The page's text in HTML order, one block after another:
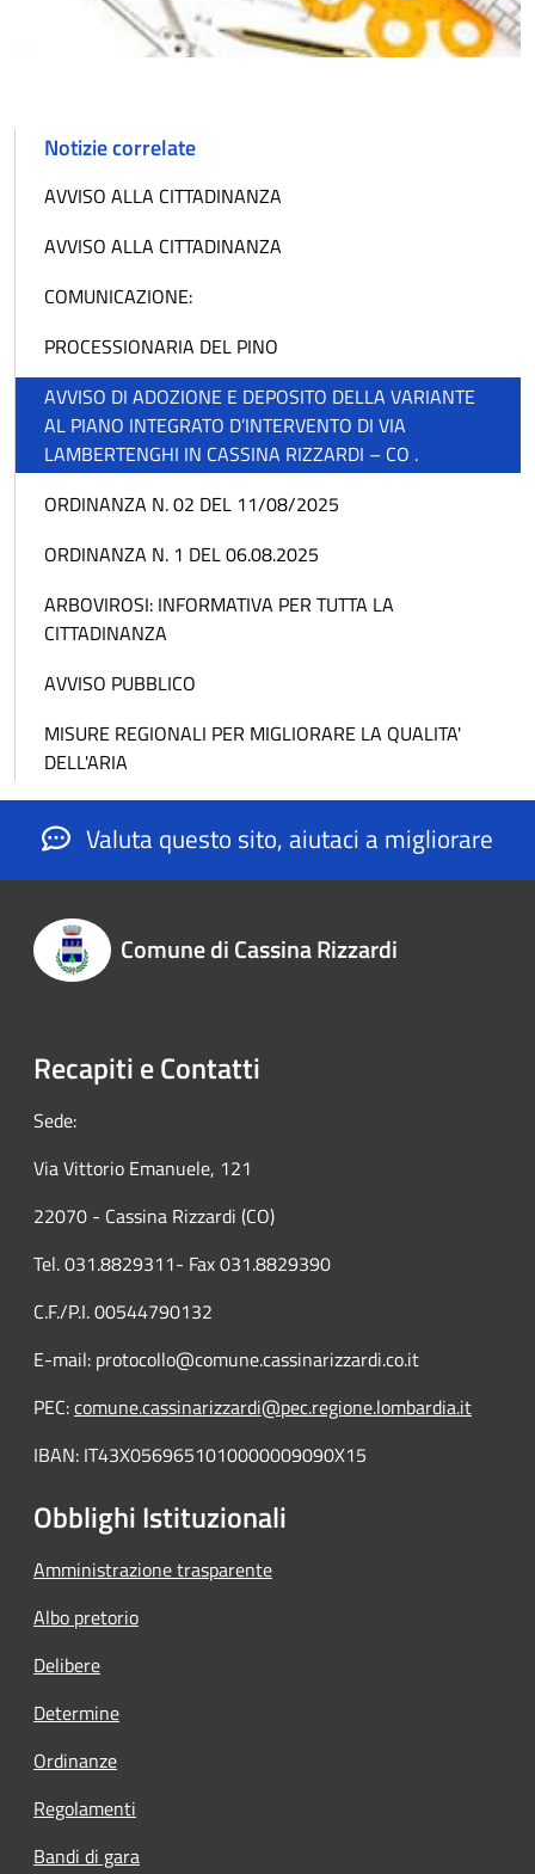
Notizie correlate
AVVISO ALLA CITTADINANZA
AVVISO ALLA CITTADINANZA
COMUNICAZIONE:
PROCESSIONARIA DEL PINO
AVVISO DI ADOZIONE E DEPOSITO DELLA VARIANTE
AL PIANO INTEGRATO D’INTERVENTO DI VIA
LAMBERTENGHI IN CASSINA RIZZARDI – CO .
ORDINANZA N. 02 DEL 11/08/2025
ORDINANZA N. 1 DEL 06.08.2025
ARBOVIROSI: INFORMATIVA PER TUTTA LA
CITTADINANZA
AVVISO PUBBLICO
MISURE REGIONALI PER MIGLIORARE LA QUALITA'
DELL'ARIA
Valuta questo sito, aiutaci a migliorare
Comune di Cassina Rizzardi
Recapiti e Contatti
Sede:
Via Vittorio Emanuele, 121
22070 - Cassina Rizzardi (CO)
Tel. 031.8829311- Fax 031.8829390
C.F./P.I. 00544790132
E-mail: protocollo@comune.cassinarizzardi.co.it
PEC:comune.cassinarizzardi@pec.regione.lombardia.it
IBAN: IT43X0569651010000009090X15
Obblighi Istituzionali
Amministrazione trasparente
Albo pretorio
Delibere
Determine
Ordinanze
Regolamenti
Bandi di gara